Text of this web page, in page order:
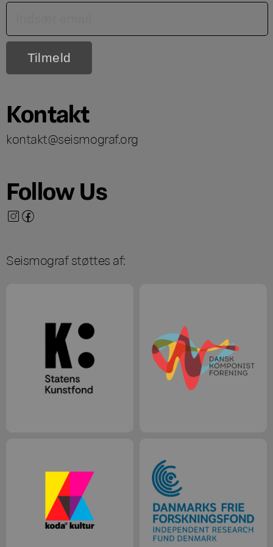
Kontakt
kontakt@seismograf.org
Follow Us
Seismograf støttes af: